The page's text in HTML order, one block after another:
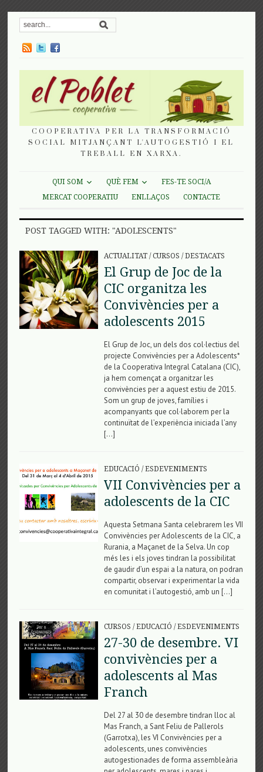
COOPERATIVA PER LA TRANSFORMACIÓ
SOCIAL MITJANÇANT L'AUTOGESTIÓ I EL
TREBALL EN XARXA.
QUI SOM QUÈ FEM
FES-TE SOCI/A
MERCAT COOPERATIU
ENLLAÇOS CONTACTE
POST TAGGED WITH: "ADOLESCENTS"
ACTUALITAT/CURSOS /DESTACATS
El Grup de Joc de la
CIC organitza les
Convivències per a
adolescents 2015
El Grup de Joc, un dels dos col·lectius del
projecte Convivències per a Adolescents*
de la Cooperativa Integral Catalana (CIC),
ja hem començat a organitzar les
convivències per a aquest estiu de 2015.
Som un grup de joves, famílies i
acompanyants que col·laborem per la
continuïtat de l’experiència iniciada l’any
[…]
EDUCACIÓ /ESDEVENIMENTS
VII Convivències per a
adolescents de la CIC
Aquesta Setmana Santa celebrarem les VII
Convivències per Adolescents de la CIC, a
Rurania, a Maçanet de la Selva. Un cop
més les i els joves tindran la possibilitat
de gaudir d’un espai a la natura, on podran
compartir, observar i experimentar la vida
en comunitat i l’autogestió, amb un […]
CURSOS /EDUCACIÓ /ESDEVENIMENTS
27-30 de desembre. VI
convivències per a
adolescents al Mas
Franch
Del 27 al 30 de desembre tindran lloc al
Mas Franch, a Sant Feliu de Pallerols
(Garrotxa), les VI Convivències per a
adolescents, unes convivències
autogestionades de forma assembleària